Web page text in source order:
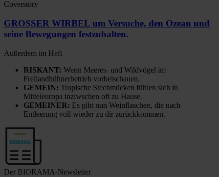
Coverstory
GROSSER WIRBEL um Versuche, den Ozean und
seine Bewegungen festzuhalten.
Außerdem im Heft
RISKANT: Wenn Meeres- und Wildvögel im
Freilandhühnerbetrieb vorbeischauen.
GEMEIN: Tropische Stechmücken fühlen sich in
Mitteleuropa inziwschen oft zu Hause.
GEMEINER: Es gibt nun Weinflaschen, die nach
Entleerung voll wieder zu dir zurückkommen.
Der BIORAMA-Newsletter